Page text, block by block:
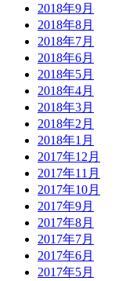
2018年9月
2018年8月
2018年7月
2018年6月
2018年5月
2018年4月
2018年3月
2018年2月
2018年1月
2017年12月
2017年11月
2017年10月
2017年9月
2017年8月
2017年7月
2017年6月
2017年5月